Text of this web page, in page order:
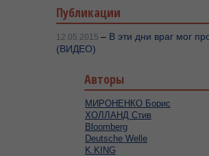
Публикации
12.05.2015 – В эти дни враг мог
(ВИДЕО)
Авторы
МИРОНЕНКО Борис
ХОЛЛАНД Стив
Bloomberg
Deutsche Welle
K.KING